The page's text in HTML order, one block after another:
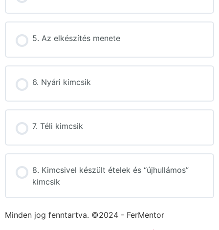
5. Az elkészítés menete
6. Nyári kimcsik
7. Téli kimcsik
8. Kimcsivel készült ételek és “újhullámos”
kimcsik
Minden jog fenntartva. ©2024 - FerMentor